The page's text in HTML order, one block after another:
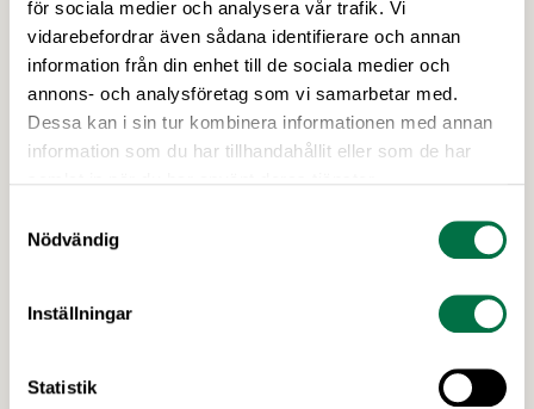
för sociala medier och analysera vår trafik. Vi
vidarebefordrar även sådana identifierare och annan
information från din enhet till de sociala medier och
annons- och analysföretag som vi samarbetar med.
Dessa kan i sin tur kombinera informationen med annan
information som du har tillhandahållit eller som de har
Nödvändig
Inställningar
Statistik
vid University of Sussex i England. Innan hon började
vid Livsmedelsföretagen hösten 2019 fullgjorde hon sin
notarietjänstgöring vid Ångermanlands tingsrätt i
Härnösand.
Behöver du råd inom arbetsrätt
fredag kl 09.00–16.30 (lunchstängt 12.00–13.00) på
radgivning@li.se.
08-762 65
21och e-post: